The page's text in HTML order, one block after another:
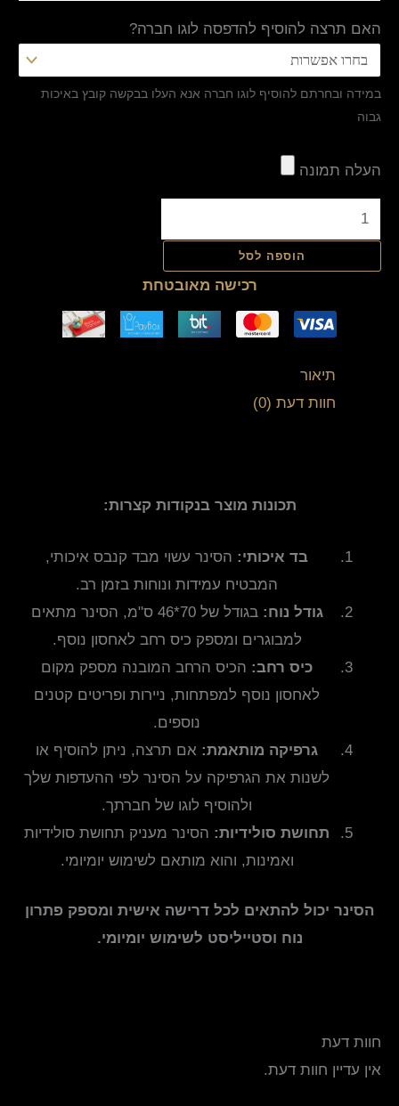
האם תרצה להוסיף להדפסה לוגו חברה?
במידה ובחרתם להוסיף לוגו חברה אנא העלו בבקשה קובץ באיכות
גבוה
העלה תמונה
הוספה לסל
רכישה מאובטחת
תיאור
חוות דעת (0)
תכונות מוצר בנקודות קצרות:
בד איכותי: הסינר עשוי מבד קנבס איכותי,
המבטיח עמידות ונוחות בזמן רב.
גודל נוח:
בגודל של 70*46 ס"מ, הסינר מתאים
למבוגרים ומספק כיס רחב לאחסון נוסף.
כיס רחב: הכיס הרחב המובנה מספק מקום
לאחסון נוסף למפתחות, ניירות ופריטים קטנים
נוספים.
גרפיקה מותאמת: אם תרצה, ניתן להוסיף או
לשנות את הגרפיקה על הסינר לפי ההעדפות שלך
ולהוסיף לוגו של חברתך.
תחושת סולידיות: הסינר מעניק תחושת סולידיות
ואמינות, והוא מותאם לשימוש יומיומי.
הסינר יכול להתאים לכל דרישה אישית ומספק פתרון
נוח וסטייליסט לשימוש יומיומי.
חוות דעת
אין עדיין חוות דעת.